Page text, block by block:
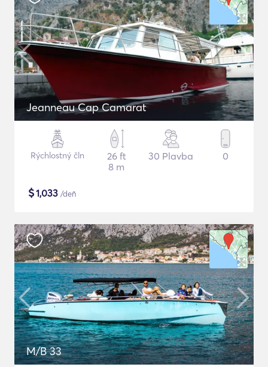
Jeanneau Cap Camarat
Rýchlostný čln
26 ft
8 m
30 Plavba 0
$1,033 /deň
M/B 33